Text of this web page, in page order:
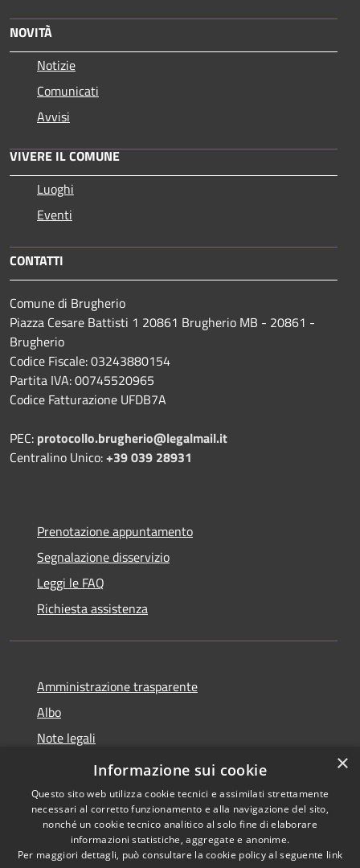
NOVITÀ
Notizie
Comunicati
Avvisi
VIVERE IL COMUNE
Luoghi
Eventi
CONTATTI
Comune di Brugherio
Piazza Cesare Battisti 1 20861 Brugherio MB - 20861 -
Brugherio
Codice Fiscale: 03243880154
Partita IVA: 00745520965
Codice Fatturazione UFDB7A
PEC: protocollo.brugherio@legalmail.it
Centralino Unico:+39 039 28931
Prenotazione appuntamento
Segnalazione disservizio
Leggi le FAQ
Richiesta assistenza
Amministrazione trasparente
Albo
Note legali
Dichiarazione di accessibilità
Accessibilità
Copyright © 2026 • Città di
Brugherio • Powered by
×
Informazione sui cookie
Questo sito web utilizza cookie tecnici e assimilati strettamente
necessari al corretto funzionamento e alla navigazione del sito,
nonché un cookie tecnico analitico al solo fine di elaborare
informazioni statistiche, aggregate e anonime.
Per maggiori dettagli, può consultare la cookie policy al seguente link